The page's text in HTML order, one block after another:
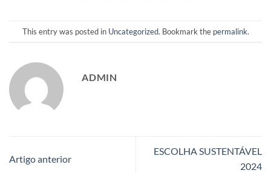
This entry was posted in Uncategorized. Bookmark the permalink.
ADMIN
Artigo anterior
ESCOLHA SUSTENTÁVEL
2024